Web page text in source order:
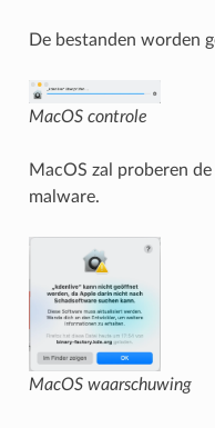
De bestanden worden
MacOS controle
MacOS zal proberen
malware.
MacOS waarschuwing